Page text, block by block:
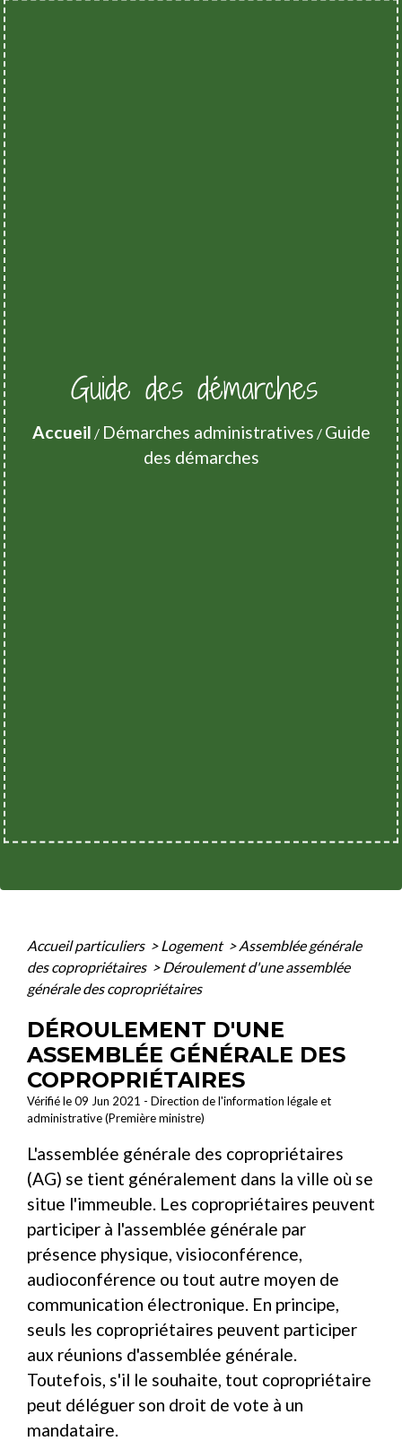
Guide des démarches
Accueil / Démarches administratives / Guide
des démarches
Accueil particuliers > Logement > Assemblée générale
des copropriétaires > Déroulement d'une assemblée
générale des copropriétaires
DÉROULEMENT D'UNE
ASSEMBLÉE GÉNÉRALE DES
COPROPRIÉTAIRES
Vérifié le 09 Jun 2021 - Direction de l'information légale et
administrative (Première ministre)
L'assemblée générale des copropriétaires
(AG) se tient généralement dans la ville où se
situe l'immeuble. Les copropriétaires peuvent
participer à l'assemblée générale par
présence physique, visioconférence,
audioconférence ou tout autre moyen de
communication électronique. En principe,
seuls les copropriétaires peuvent participer
aux réunions d'assemblée générale.
Toutefois, s'il le souhaite, tout copropriétaire
peut déléguer son droit de vote à un
mandataire.